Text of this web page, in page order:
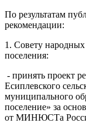
По результатам
рекомендации:
1. Совету народных
поселения:
- принять проект
Есиплевского
муниципального
поселение» за
от МИНЮСТа